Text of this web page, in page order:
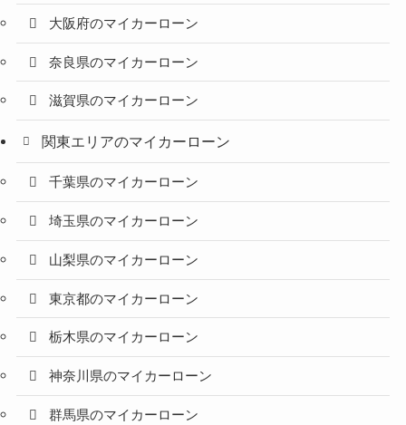
大阪府のマイカーローン
奈良県のマイカーローン
滋賀県のマイカーローン
関東エリアのマイカーローン
千葉県のマイカーローン
埼玉県のマイカーローン
山梨県のマイカーローン
東京都のマイカーローン
栃木県のマイカーローン
神奈川県のマイカーローン
群馬県のマイカーローン